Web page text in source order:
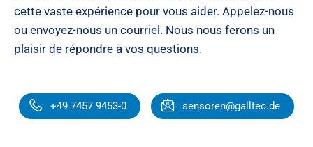
cette vaste expérience pour vous aider. Appelez-nous
ou envoyez-nous un courriel. Nous nous ferons un
plaisir de répondre à vos questions.
+49 7457 9453-0 sensoren@galltec.de